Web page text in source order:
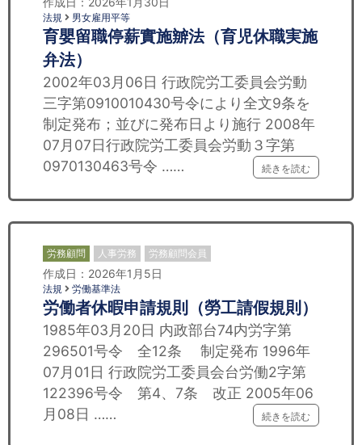
法規 男女雇用平等
育嬰留職停薪實施辧法（育児休職実施
弁法）
2002年03月06日 行政院労工委員会労動
三字第0910010430号令により全文9条を
制定発布；並びに発布日より施行 2008年
07月07日行政院労工委員会労動３字第
0970130463号令 ……
続きを読む
労務顧問 人事労務 労務顧問会員
作成日：2026年1月5日
法規 労働基準法
労働者休暇申請規則（勞工請假規則）
1985年03月20日 内政部台74内労字第
296501号令 全12条 制定発布 1996年
07月01日 行政院労工委員会台労働2字第
122396号令 第4、7条 改正 2005年06
月08日 ……
続きを読む